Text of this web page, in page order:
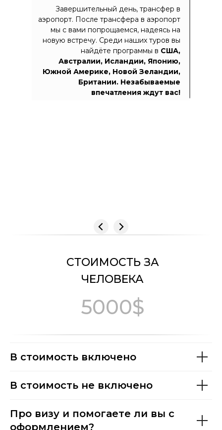
Завершительный день, трансфер в
аэропорт. После трансфера в аэропорт
мы с вами попрощаемся, надеясь на
новую встречу. Среди наших туров вы
найдёте программы в США,
Австралии, Исландии, Японию,
Южной Америке, Новой Зеландии,
Британии. Незабываемые
впечатления ждут вас!
СТОИМОСТЬ ЗА
ЧЕЛОВЕКА
5000$
В стоимость включено
В стоимость не включено
Про визу и помогаете ли вы с
оформлением?